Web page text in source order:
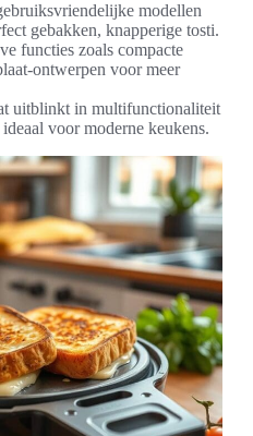
modellen
gebakken, knapperige tosti.
functies zoals compacte
ontwerpen voor meer
uitblinkt in multifunctionaliteit
voor moderne keukens.